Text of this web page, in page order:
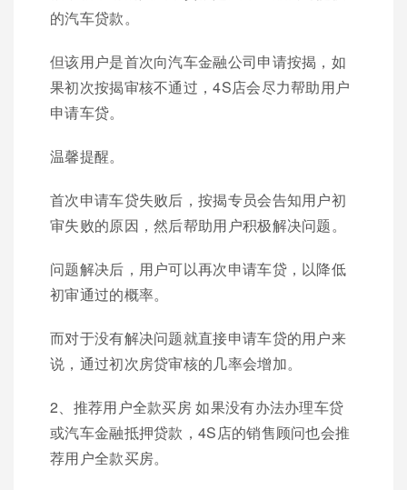
的汽车贷款。
但该用户是首次向汽车金融公司申请按揭，如
果初次按揭审核不通过，4S店会尽力帮助用户
申请车贷。
温馨提醒。
首次申请车贷失败后，按揭专员会告知用户初
审失败的原因，然后帮助用户积极解决问题。
问题解决后，用户可以再次申请车贷，以降低
初审通过的概率。
而对于没有解决问题就直接申请车贷的用户来
说，通过初次房贷审核的几率会增加。
2、推荐用户全款买房 如果没有办法办理车贷
或汽车金融抵押贷款，4S店的销售顾问也会推
荐用户全款买房。